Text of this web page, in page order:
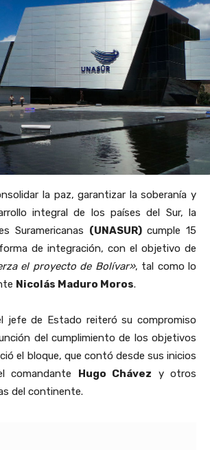
la paz, garantizar la soberanía y
integral de los países del Sur, la
Suramericanas (UNASUR)cumple 15
de integración, con el objetivo de
el proyecto de Bolívar», tal como lo
Nicolás Maduro Moros.
jefe de Estado reiteró su compromiso
del cumplimiento de los objetivos
el bloque, que contó desde sus inicios
comandante Hugo Chávez y otros
del continente.